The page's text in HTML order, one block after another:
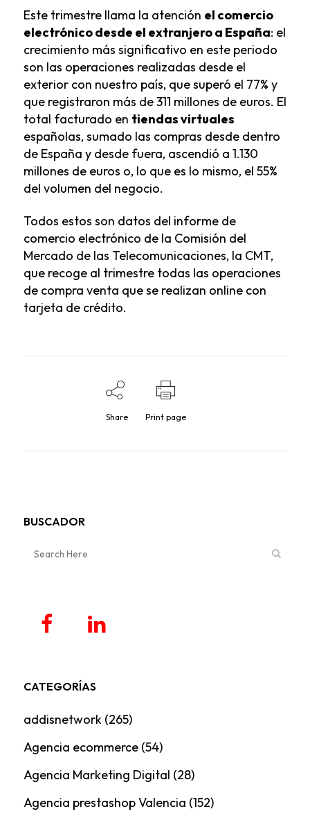
Este trimestre llama la atención el comercio
electrónico desde el extranjero a España: el
crecimiento más significativo en este periodo
son las operaciones realizadas desde el
exterior con nuestro país, que superó el 77% y
que registraron más de 311 millones de euros. El
total facturado en tiendas virtuales
españolas, sumado las compras desde dentro
de España y desde fuera, ascendió a 1.130
millones de euros o, lo que es lo mismo, el 55%
del volumen del negocio.
Todos estos son datos del informe de
comercio electrónico de la Comisión del
Mercado de las Telecomunicaciones, la CMT,
que recoge al trimestre todas las operaciones
de compra venta que se realizan online con
tarjeta de crédito.
Share Print page
BUSCADOR
CATEGORÍAS
addisnetwork(265)
Agencia ecommerce(54)
Agencia Marketing Digital (28)
Agencia prestashop Valencia (152)